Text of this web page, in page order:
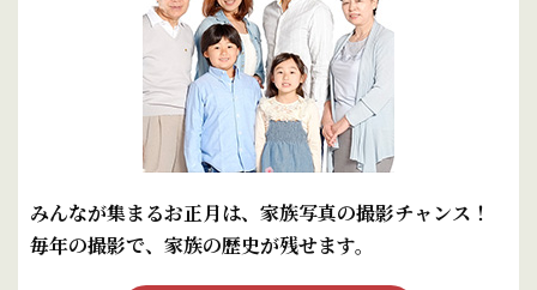
みんなが集まるお正月は、家族写真の撮影チャンス！
毎年の撮影で、家族の歴史が残せます。